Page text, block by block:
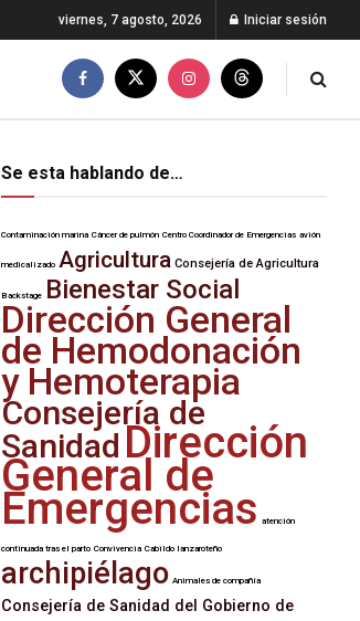
viernes, 7 agosto, 2026 Iniciar sesión
Se esta hablando de…
Contaminación marina Cáncer de pulmón Centro Coordinador de Emergencias avión
medicalizado Agricultura Consejería de Agricultura
Backstage Bienestar Social
Dirección General
de Hemodonación
y Hemoterapia
Consejería de
Sanidad Dirección
General de
Emergencias atención
continuada tras el parto Convivencia Cabildo lanzaroteño
archipiélago Animales de compañía
Consejería de Sanidad del Gobierno de